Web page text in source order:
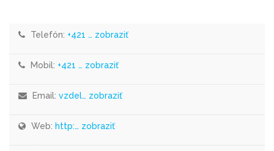
Telefón: +421 … zobraziť
Mobil: +421 … zobraziť
Email: vzdel… zobraziť
Web: http:… zobraziť